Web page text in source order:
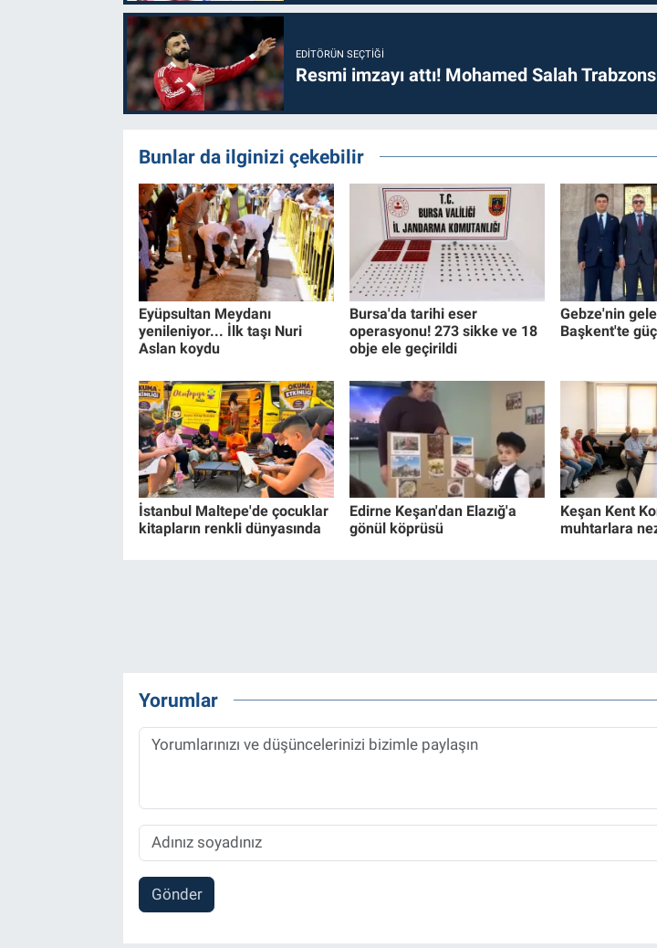
EDITÖRÜN SEÇTIĞI
Resmi imzayı attı! Mohamed Salah
Bunlar da ilginizi çekebilir
Eyüpsultan Meydanı
yenileniyor... İlk taşı Nuri
Aslan koydu
Bursa'da tarihi eser
operasyonu! 273 sikke ve 18
obje ele geçirildi
Gebze'nin
Başkent'te
İstanbul Maltepe'de çocuklar
kitapların renkli dünyasında
Edirne Keşan'dan Elazığ'a
gönül köprüsü
Keşan Kent
muhtarlara
Yorumlar
Gönder